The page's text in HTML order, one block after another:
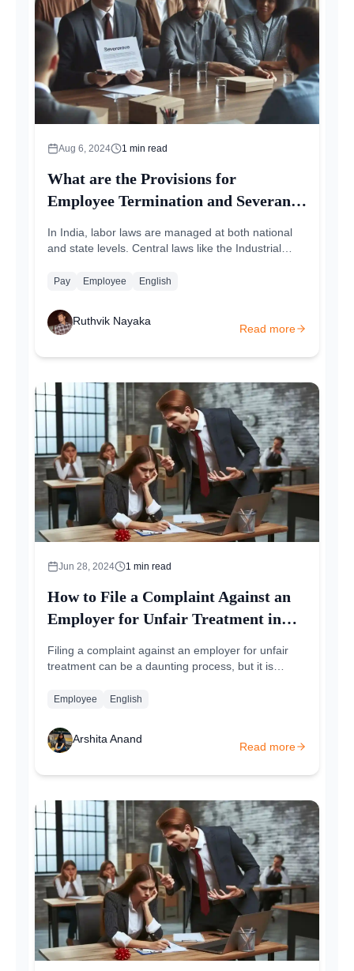
Aug 6, 2024 1 min read
What are the Provisions for
Employee Termination and Severance
In India, labor laws are managed at both national
and state levels. Central laws like the Industrial
Pay Employee English
Ruthvik Nayaka
Read more
Jun 28, 2024 1 min read
How to File a Complaint Against an
Employer for Unfair Treatment in
Filing a complaint against an employer for unfair
treatment can be a daunting process, but it is
Employee English
Arshita Anand
Read more